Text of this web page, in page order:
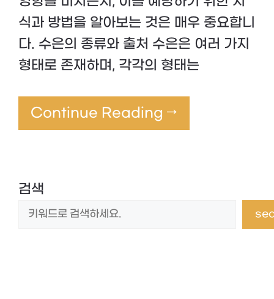
식과 방법을 알아보는 것은 매우 중요합니
다. 수은의 종류와 출처 수은은 여러 가지
형태로 존재하며, 각각의 형태는
Continue Reading →
검색